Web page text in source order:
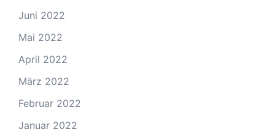
Juni 2022
Mai 2022
April 2022
März 2022
Februar 2022
Januar 2022